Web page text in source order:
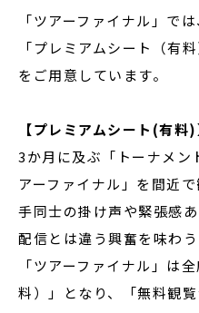
「ツアーファイナル」で
「プレミアムシート（有
をご用意しています。
【プレミアムシート(有料)
3か月に及ぶ「トーナメン
アーファイナル」を間近
手同士の掛け声や緊張感
配信とは違う興奮を味わ
「ツアーファイナル」は
料）」となり、「無料観